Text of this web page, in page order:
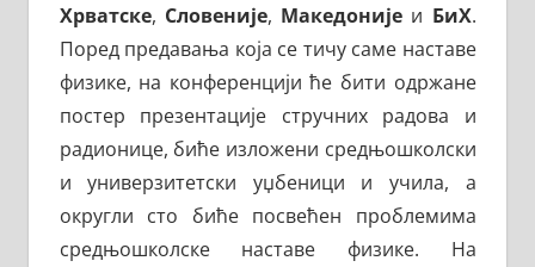
Хрватске, Словеније, Македоније и БиХ.
Поред предавања која се тичу саме наставе
физике, на конференцији ће бити одржане
постер презентације стручних радова и
радионице, биће изложени средњошколски
и универзитетски уџбеници и учила, а
округли сто биће посвећен проблемима
средњошколске наставе физике. На